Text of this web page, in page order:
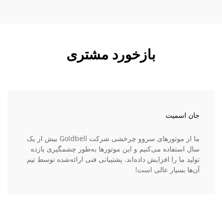
بازخورد مشتری
جان اسمیت
ما از موتورهای سروو چرخشی شرکت Goldbell بیش از یک
سال استفاده می‌کنیم و این موتورها به‌طور چشمگیری بازده
تولید ما را افزایش داده‌اند. پشتیبانی فنی ارائه‌شده توسط تیم
آن‌ها بسیار عالی است!